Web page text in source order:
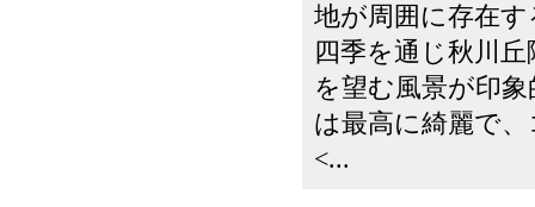
地が周囲に存在
四季を通じ秋川
を望む風景が印
は最高に綺麗で
<...